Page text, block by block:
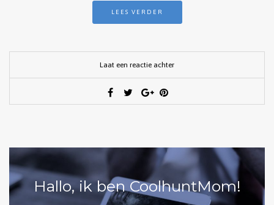
LEES VERDER
Laat een reactie achter
Hallo, ik ben CoolhuntMom!